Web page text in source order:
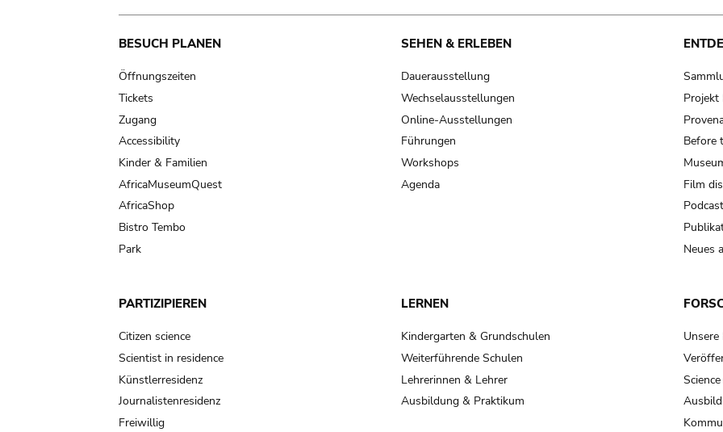
Main
navigation
BESUCH PLANEN
Öffnungszeiten
Tickets
Zugang
Accessibility
Kinder & Familien
AfricaMuseumQuest
AfricaShop
Bistro Tembo
Park
SEHEN & ERLEBEN
Dauerausstellung
Wechselausstellungen
Online-Ausstellungen
Führungen
Workshops
Agenda
Projekt
Before
Film
Neues
PARTIZIPIEREN
Citizen science
Scientist in residence
Künstlerresidenz
Journalistenresidenz
Freiwillig
LERNEN
Kindergarten & Grundschulen
Weiterführende Schulen
Lehrerinnen & Lehrer
Ausbildung & Praktikum